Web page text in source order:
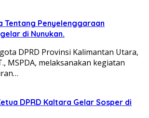
Tentang Penyelenggaraan
di Nunukan.
DPRD Provinsi Kalimantan Utara,
MSPDA, melaksanakan kegiatan
DPRD Kaltara Gelar Sosper di